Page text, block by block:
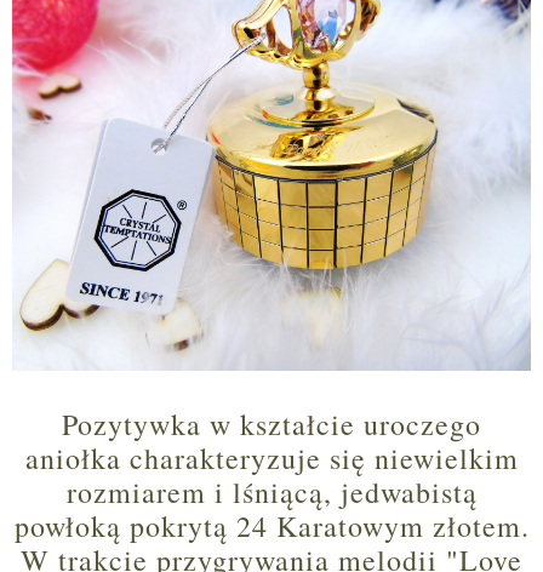
Pozytywka w kształcie uroczego
aniołka charakteryzuje się niewielkim
rozmiarem i lśniącą, jedwabistą
powłoką pokrytą 24 Karatowym złotem.
W trakcie przygrywania melodii "Love